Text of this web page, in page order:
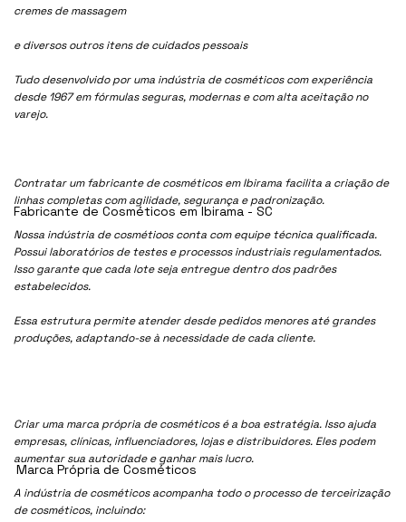
cremes de massagem
e diversos outros itens de cuidados pessoais
Tudo desenvolvido por uma indústria de cosméticos com experiência
desde 1967 em fórmulas seguras, modernas e com alta aceitação no
varejo.
Contratar um fabricante de cosméticos em Ibirama facilita a criação de
linhas completas com agilidade, segurança e padronização.
Nossa indústria de cosmétioos conta com equipe técnica qualificada.
Possui laboratórios de testes e processos industriais regulamentados.
Isso garante que cada lote seja entregue dentro dos padrões
estabelecidos.
Essa estrutura permite atender desde pedidos menores até grandes
produções, adaptando-se à necessidade de cada cliente.
Criar uma marca própria de cosméticos é a boa estratégia. Isso ajuda
empresas, clínicas, influenciadores, lojas e distribuidores. Eles podem
aumentar sua autoridade e ganhar mais lucro.
A indústria de cosméticos acompanha todo o processo de terceirização
de cosméticos, incluindo:
Fabricante de Cosméticos em Ibirama - SC
Marca Própria de Cosméticos